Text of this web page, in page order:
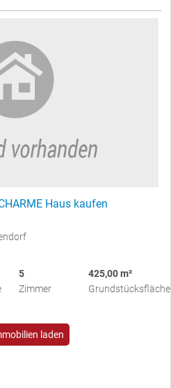
Haus kaufen
5
Zimmer
425,00 m²
Grundstücksfläche
laden